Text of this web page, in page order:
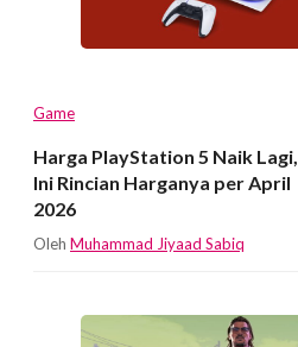
Game
Harga PlayStation 5 Naik Lagi,
Ini Rincian Harganya per April
2026
Oleh Muhammad Jiyaad Sabiq